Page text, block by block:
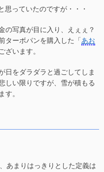
思っていたのですが・・・
の写真が目に入り、えぇぇ？
ターボパンを購入した「あお
ざいます。
日をダラダラと過ごしてしま
しい限りですが、雪が積もる
す。
あまりはっきりとした定義は